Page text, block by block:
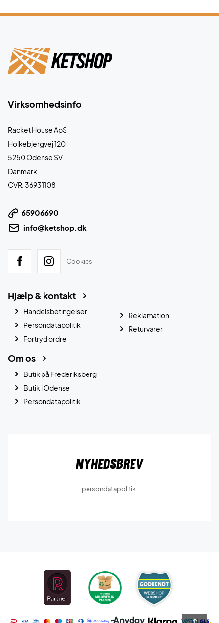
Virksomhedsinfo
Racket House ApS
Holkebjergvej 120
5250 Odense SV
Danmark
CVR: 36931108
65906690
info@ketshop.dk
Cookies
Hjælp & kontakt
Handelsbetingelser
Persondatapolitik
Fortryd ordre
Reklamation
Returvarer
Om os
Butik på Frederiksberg
Butik i Odense
Persondatapolitik
Nyhedsbrev
persondatapolitik.